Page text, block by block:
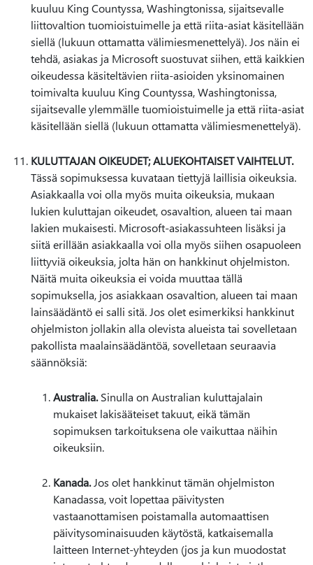
kuuluu King Countyssa, Washingtonissa, sijaitsevalle
liittovaltion tuomioistuimelle ja että riita-asiat käsitellään
siellä (lukuun ottamatta välimiesmenettelyä). Jos näin ei
tehdä, asiakas ja Microsoft suostuvat siihen, että kaikkien
oikeudessa käsiteltävien riita-asioiden yksinomainen
toimivalta kuuluu King Countyssa, Washingtonissa,
sijaitsevalle ylemmälle tuomioistuimelle ja että riita-asiat
käsitellään siellä (lukuun ottamatta välimiesmenettelyä).
KULUTTAJAN OIKEUDET; ALUEKOHTAISET VAIHTELUT.
Tässä sopimuksessa kuvataan tiettyjä laillisia oikeuksia.
Asiakkaalla voi olla myös muita oikeuksia, mukaan
lukien kuluttajan oikeudet, osavaltion, alueen tai maan
lakien mukaisesti. Microsoft-asiakassuhteen lisäksi ja
siitä erillään asiakkaalla voi olla myös siihen osapuoleen
liittyviä oikeuksia, jolta hän on hankkinut ohjelmiston.
Näitä muita oikeuksia ei voida muuttaa tällä
sopimuksella, jos asiakkaan osavaltion, alueen tai maan
lainsäädäntö ei salli sitä. Jos olet esimerkiksi hankkinut
ohjelmiston jollakin alla olevista alueista tai sovelletaan
pakollista maalainsäädäntöä, sovelletaan seuraavia
säännöksiä:
Australia.Sinulla on Australian kuluttajalain
mukaiset lakisääteiset takuut, eikä tämän
sopimuksen tarkoituksena ole vaikuttaa näihin
oikeuksiin.
Kanada.Jos olet hankkinut tämän ohjelmiston
Kanadassa, voit lopettaa päivitysten
vastaanottamisen poistamalla automaattisen
päivitysominaisuuden käytöstä, katkaisemalla
laitteen Internet-yhteyden (jos ja kun muodostat